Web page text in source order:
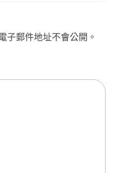
子郵件地址不會公開。